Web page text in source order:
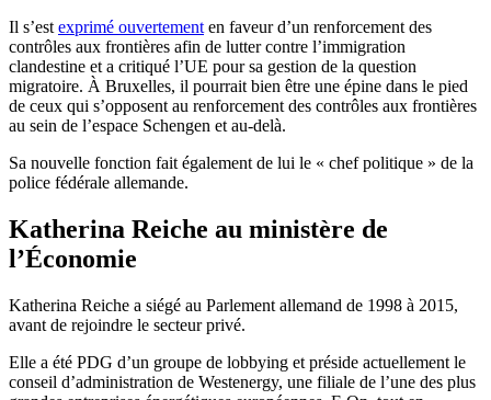
Il s’est exprimé ouvertement en faveur d’un renforcement des
contrôles aux frontières afin de lutter contre l’immigration
clandestine et a critiqué l’UE pour sa gestion de la question
migratoire. À Bruxelles, il pourrait bien être une épine dans le pied
de ceux qui s’opposent au renforcement des contrôles aux frontières
au sein de l’espace Schengen et au-delà.
Sa nouvelle fonction fait également de lui le « chef politique » de la
police fédérale allemande.
Katherina Reiche au ministère de
l’Économie
Katherina Reiche a siégé au Parlement allemand de 1998 à 2015,
avant de rejoindre le secteur privé.
Elle a été PDG d’un groupe de lobbying et préside actuellement le
conseil d’administration de Westenergy, une filiale de l’une des plus